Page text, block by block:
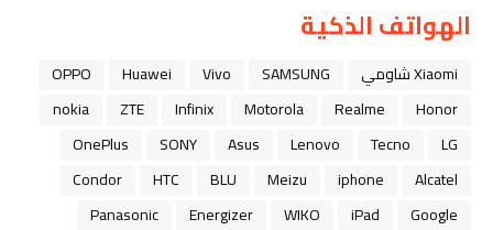
الهواتف الذكية
Xiaomi شاومي SAMSUNG
Vivo
Huawei
OPPO
Honor
Realme
Motorola
Infinix
ZTE
nokia
LG
Tecno
Lenovo
Asus
SONY
OnePlus
Alcatel
iphone
Meizu
BLU
HTC
Condor
Google
iPad
WIKO
Energizer
Panasonic